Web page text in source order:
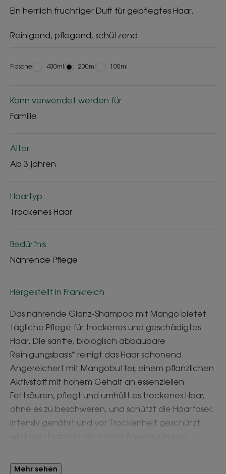
Ein herrlich fruchtiger Duft für gepflegtes Haar.
Reinigend, pflegend, schützend
Flasche Flasche
400ml Flasche
200ml Flasche
100ml
Kann verwendet werden für
Familie
Alter
Ab 3 jahren
Haartyp
Trockenes Haar
Bedürfnis
Nährende Pflege
Hergestellt in Frankreich
Das nährende Glanz-Shampoo mit Mango bietet
tägliche Pflege für trockenes und geschädigtes
Haar. Die sanfte, biologisch abbaubare
Reinigungsbasis* reinigt das Haar schonend.
Angereichert mit Mangobutter, einem pflanzlichen
Aktivstoff mit hohem Gehalt an essenziellen
Fettsäuren, pflegt und umhüllt es trockenes Haar,
ohne es zu beschweren, und schützt die Haarfaser.
Intensiv genährt und vor Trockenheit geschützt,
Mehr sehen